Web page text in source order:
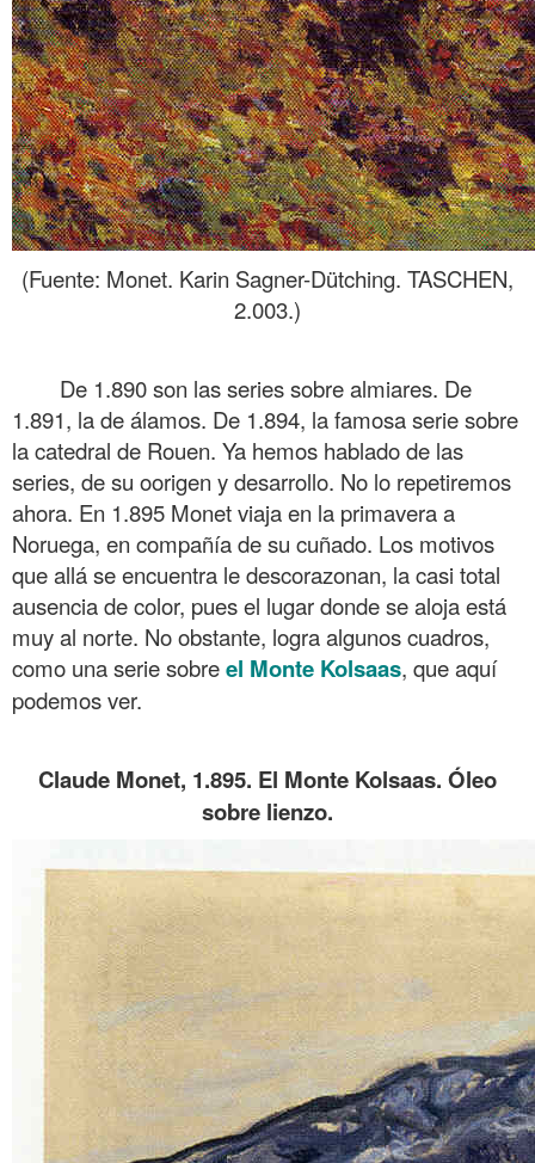
(Fuente: Monet. Karin Sagner-Dütching. TASCHEN,
2.003.)
De 1.890 son las series sobre almiares. De
1.891, la de álamos. De 1.894, la famosa serie sobre
la catedral de Rouen. Ya hemos hablado de las
series, de su oorigen y desarrollo. No lo repetiremos
ahora. En 1.895 Monet viaja en la primavera a
Noruega, en compañía de su cuñado. Los motivos
que allá se encuentra le descorazonan, la casi total
ausencia de color, pues el lugar donde se aloja está
muy al norte. No obstante, logra algunos cuadros,
como una serie sobreel Monte Kolsaas, que aquí
podemos ver.
Claude Monet, 1.895. El Monte Kolsaas. Óleo
sobre lienzo.